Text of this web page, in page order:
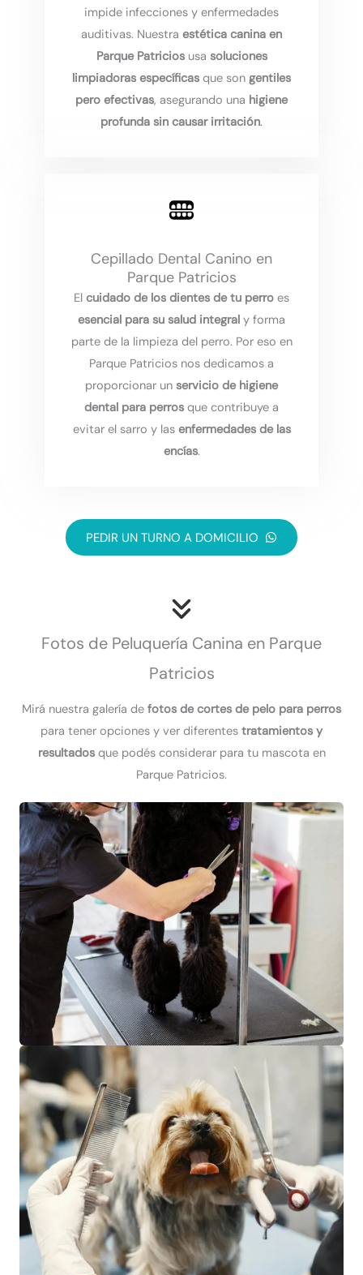
impide infecciones y enfermedades
auditivas. Nuestra estética canina en
Parque Patriciosusa soluciones
limpiadoras específicas que son gentiles
pero efectivas, asegurando una higiene
profunda sin causar irritación.
Cepillado Dental Canino en
Parque Patricios
El cuidado de los dientes de tu perro es
esencial para su salud integral y forma
parte de la limpieza del perro. Por eso en
Parque Patricios nos dedicamos a
proporcionar un servicio de higiene
dental para perros que contribuye a
evitar el sarro y las enfermedades de las
encías.
PEDIR UN TURNO A DOMICILIO
Fotos de Peluquería Canina en Parque
Patricios
Mirá nuestra galería de fotos de cortes de pelo para perros
para tener opciones y ver diferentes tratamientos y
resultadosque podés considerar para tu mascota en
Parque Patricios.